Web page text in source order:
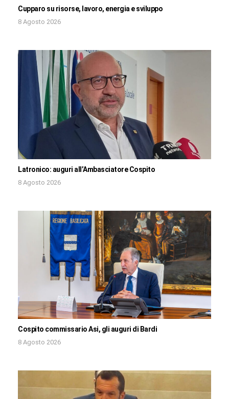
Cupparo su risorse, lavoro, energia e sviluppo
8 Agosto 2026
Latronico: auguri all’Ambasciatore Cospito
8 Agosto 2026
Cospito commissario Asi, gli auguri di Bardi
8 Agosto 2026